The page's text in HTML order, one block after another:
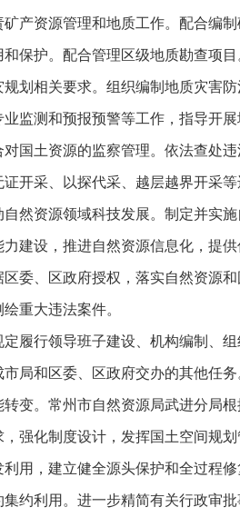
矿产资源管理和地质工作。配合编
保护。配合管理区级地质勘查项
划相关要求。组织编制地质灾害
监测和预报预警等工作，指导开
对国土资源的监察管理。依法查处
开采、以探代采、越层越界开采
自然资源领域科技发展。制定并实
建设，推进自然资源信息化，提
区委、区政府授权，落实自然资源
重大违法案件。
定履行领导班子建设、机构编制、
市局和区委、区政府交办的其他任
转变。常州市自然资源局武进分局
强化制度设计，发挥国土空间规
利用，建立健全源头保护和全过程
约利用。进一步精简有关行政审